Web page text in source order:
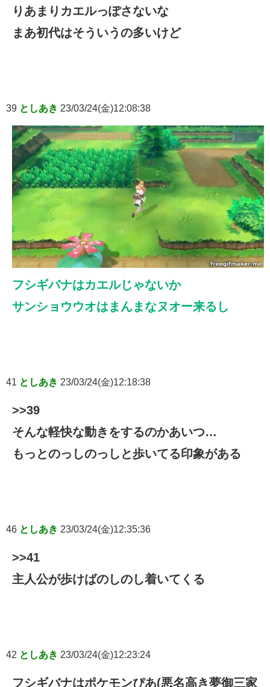
りあまりカエルっぽさないな
まあ初代はそういうの多いけど
39 としあき 23/03/24(金)12:08:38
フシギバナはカエルじゃないか
サンショウウオはまんまなヌオー来るし
41 としあき 23/03/24(金)12:18:38
>>39
そんな軽快な動きをするのかあいつ…
もっとのっしのっしと歩いてる印象がある
46 としあき 23/03/24(金)12:35:36
>>41
主人公が歩けばのしのし着いてくる
42 としあき 23/03/24(金)12:23:24
フシギバナはポケモンぴあ(悪名高き夢御三家